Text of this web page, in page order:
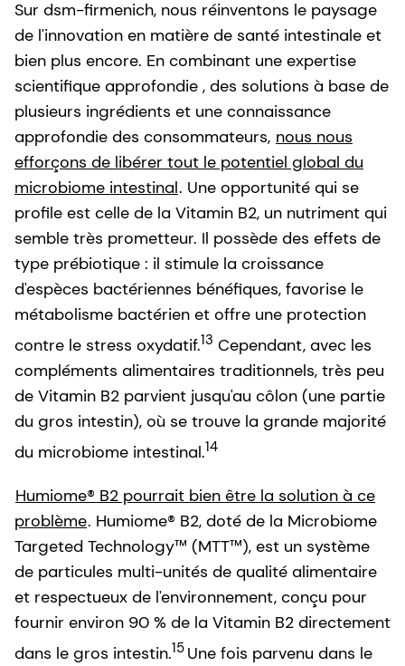
Sur dsm-firmenich, nous réinventons le paysage
de l'innovation en matière de santé intestinale et
bien plus encore. En combinant une expertise
scientifique approfondie , des solutions à base de
plusieurs ingrédients et une connaissance
approfondie des consommateurs, nous nous
efforçons de libérer tout le potentiel global du
microbiome intestinal. Une opportunité qui se
profile est celle de la Vitamin B2, un nutriment qui
semble très prometteur. Il possède des effets de
type prébiotique : il stimule la croissance
d'espèces bactériennes bénéfiques, favorise le
métabolisme bactérien et offre une protection
contre le stress oxydatif.13 Cependant, avec les
compléments alimentaires traditionnels, très peu
de Vitamin B2 parvient jusqu'au côlon (une partie
du gros intestin), où se trouve la grande majorité
du microbiome intestinal.14
Humiome® B2 pourrait bien être la solution à ce
problème. Humiome® B2, doté de la Microbiome
Targeted Technology™ (MTT™), est un système
de particules multi-unités de qualité alimentaire
et respectueux de l'environnement, conçu pour
fournir environ 90 % de la Vitamin B2 directement
dans le gros intestin.15 Une fois parvenu dans le